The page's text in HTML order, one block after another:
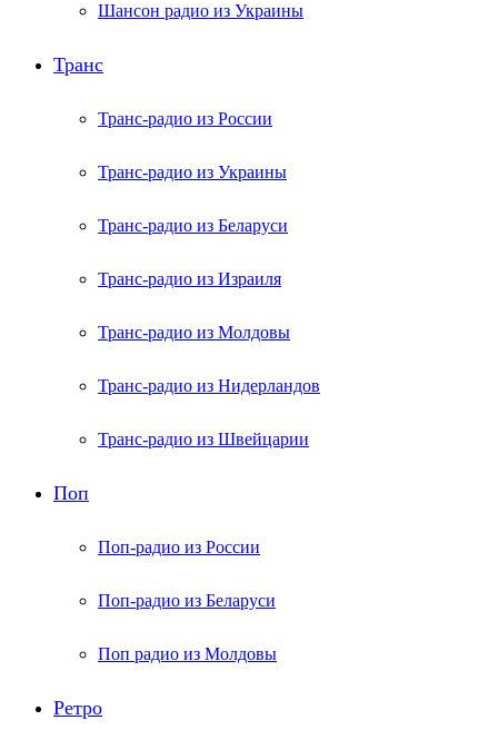
Шансон радио из Украины
Транс
Транс-радио из России
Транс-радио из Украины
Транс-радио из Беларуси
Транс-радио из Израиля
Транс-радио из Молдовы
Транс-радио из Нидерландов
Транс-радио из Швейцарии
Поп
Поп-радио из России
Поп-радио из Беларуси
Поп радио из Молдовы
Ретро